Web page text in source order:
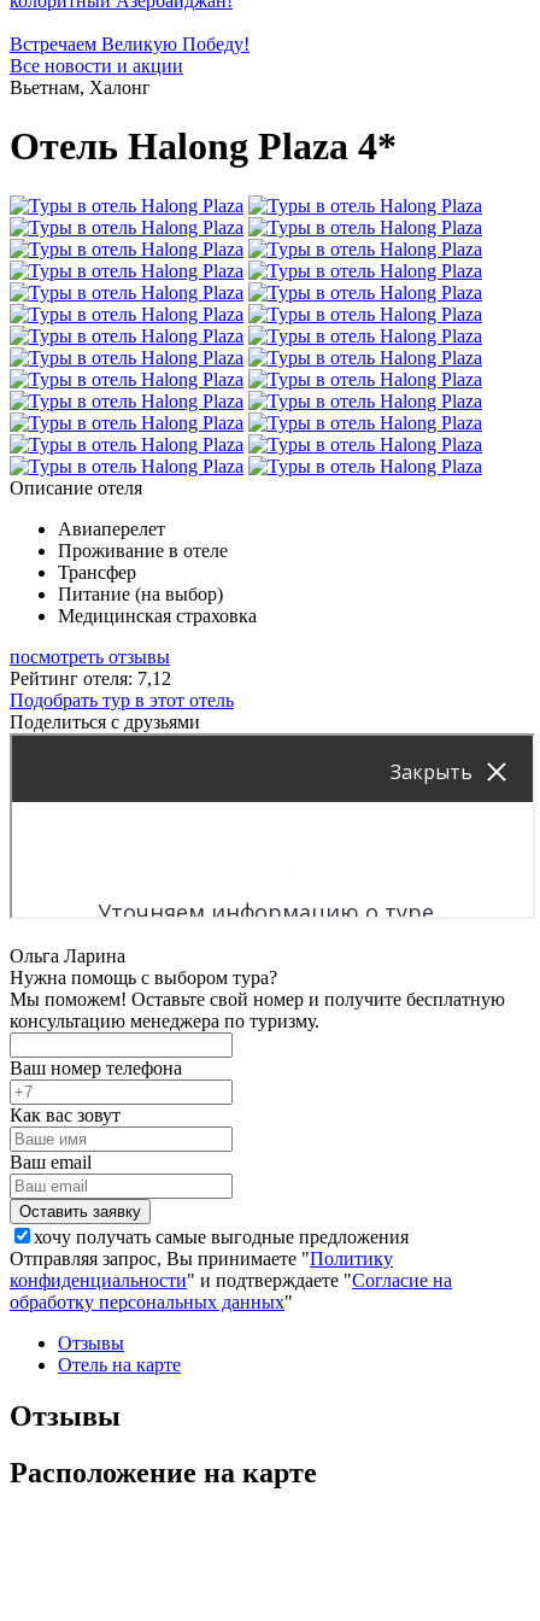
Встречаем Великую Победу!
Все новости и акции
Вьетнам, Халонг
Отель Halong Plaza 4*
Описание отеля
Авиаперелет
Проживание в отеле
Трансфер
Питание (на выбор)
Медицинская страховка
посмотреть отзывы
Рейтинг отеля: 7,12
Подобрать тур в этот отель
Поделиться с друзьями
Ольга Ларина
Нужна помощь с выбором тура?
Мы поможем! Оставьте свой номер и получите бесплатную
консультацию менеджера по туризму.
Ваш номер телефона
Как вас зовут
Ваш email
хочу получать самые выгодные предложения
Отправляя запрос, Вы принимаете "Политику
конфиденциальности" и подтверждаете "Согласие на
обработку персональных данных"
Отзывы
Отель на карте
Отзывы
Расположение на карте